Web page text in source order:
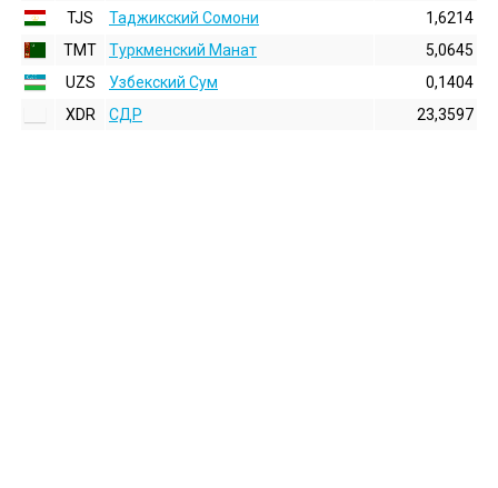
TJS
Таджикский Сомони
1,6214
TMT
Туркменский Манат
5,0645
UZS
Узбекский Сум
0,1404
XDR
СДР 23,3597